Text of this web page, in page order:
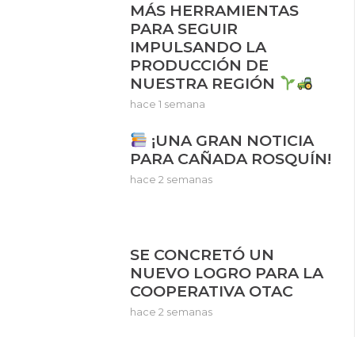
MÁS HERRAMIENTAS
PARA SEGUIR
IMPULSANDO LA
PRODUCCIÓN DE
NUESTRA REGIÓN
hace 1 semana
¡UNA GRAN NOTICIA
PARA CAÑADA ROSQUÍN!
hace 2 semanas
SE CONCRETÓ UN
NUEVO LOGRO PARA LA
COOPERATIVA OTAC
hace 2 semanas